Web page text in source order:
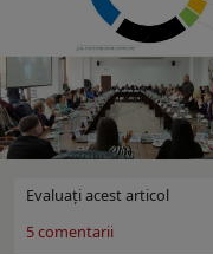
Evaluaţi acest articol
5comentarii